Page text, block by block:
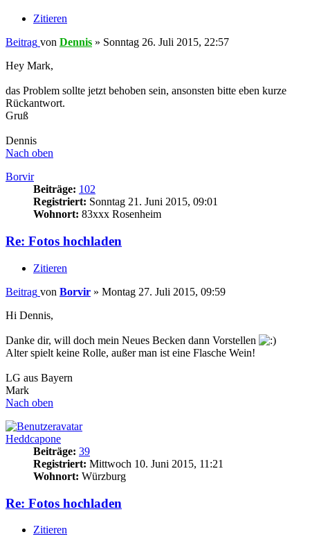
Zitieren
Beitrag von Dennis » Sonntag 26. Juli 2015, 22:57
Hey Mark,
das Problem sollte jetzt behoben sein, ansonsten bitte eben kurze
Rückantwort.
Gruß
Dennis
Nach oben
Borvir
Beiträge: 102
Registriert: Sonntag 21. Juni 2015, 09:01
Wohnort: 83xxx Rosenheim
Re: Fotos hochladen
Zitieren
Beitrag von Borvir » Montag 27. Juli 2015, 09:59
Hi Dennis,
Danke dir, will doch mein Neues Becken dann Vorstellen
Alter spielt keine Rolle, außer man ist eine Flasche Wein!
LG aus Bayern
Mark
Nach oben
Heddcapone
Beiträge: 39
Registriert: Mittwoch 10. Juni 2015, 11:21
Wohnort: Würzburg
Re: Fotos hochladen
Zitieren